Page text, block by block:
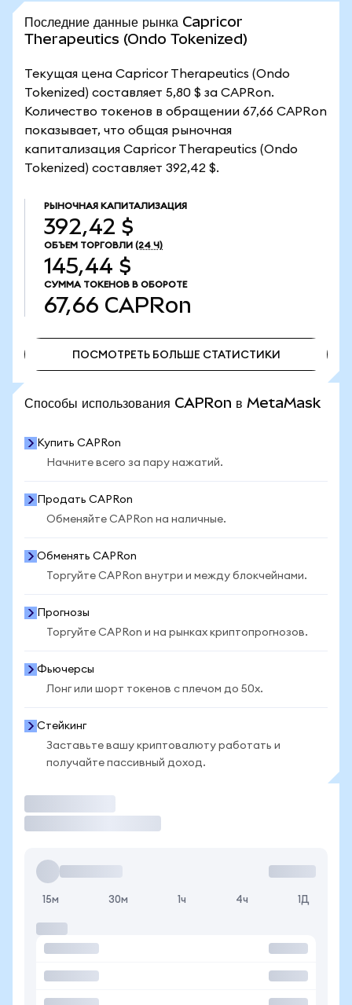
Последние данные рынка Capricor
Therapeutics (Ondo Tokenized)
Текущая цена Capricor Therapeutics (Ondo
Tokenized) составляет 5,80 $ за CAPRon.
Количество токенов в обращении 67,66 CAPRon
показывает, что общая рыночная
капитализация Capricor Therapeutics (Ondo
Tokenized) составляет 392,42 $.
РЫНОЧНАЯ КАПИТАЛИЗАЦИЯ
392,42 $
ОБЪЕМ ТОРГОВЛИ (24 Ч)
145,44 $
СУММА ТОКЕНОВ В ОБОРОТЕ
67,66 CAPRon
ПОСМОТРЕТЬ БОЛЬШЕ СТАТИСТИКИ
Способы использования CAPRon в MetaMask
Купить CAPRon
Начните всего за пару нажатий.
Продать CAPRon
Обменяйте CAPRon на наличные.
Обменять CAPRon
Торгуйте CAPRon внутри и между блокчейнами.
Прогнозы
Торгуйте CAPRon и на рынках криптопрогнозов.
Фьючерсы
Лонг или шорт токенов с плечом до 50x.
Стейкинг
Заставьте вашу криптовалюту работать и
получайте пассивный доход.
15м 30м 1ч 4ч 1Д